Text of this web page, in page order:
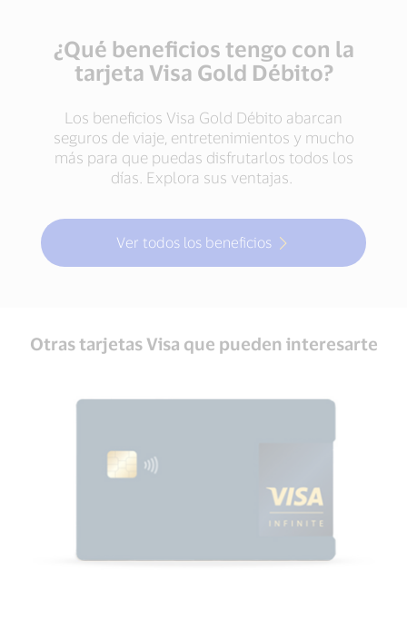
¿Qué beneficios tengo con la
tarjeta Visa Gold Débito?
Los beneficios Visa Gold Débito abarcan
seguros de viaje, entretenimientos y mucho
más para que puedas disfrutarlos todos los
días. Explora sus ventajas.
Ver todos los beneficios
Otras tarjetas Visa que pueden interesarte